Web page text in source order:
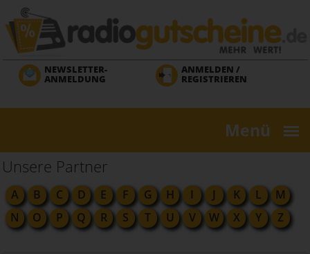
Direkt
zum
Inhalt
NEWSLETTER-
ANMELDUNG
ANMELDEN /
REGISTRIEREN
Menü
Unsere Partner
A B C D E F G H I J K L
M
N
O P Q R S T U V W X Y Z